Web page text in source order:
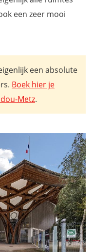
een zeer mooi
een absolute
Boek hier je
Metz.